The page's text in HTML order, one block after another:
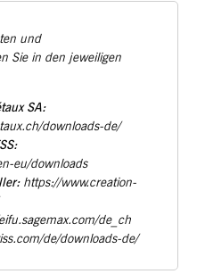
und
Sie in den jeweiligen
SA:
downloads-de/
eu/downloads
https://www.creation-
de_ch
de/downloads-de/